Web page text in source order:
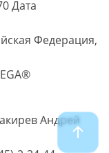
Дата
Федерация,
Андрей